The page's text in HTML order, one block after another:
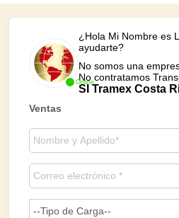
Online
¿Hola Mi Nombre es
ayudarte?
No somos una
No contratamos
SI Tramex Costa
Ventas